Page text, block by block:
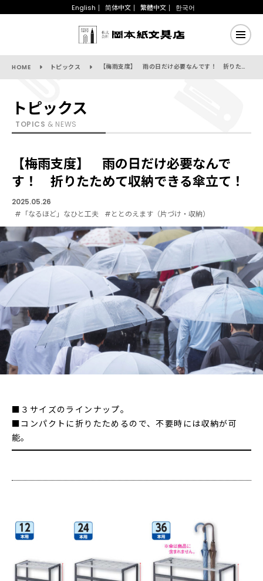
English 简体中文 繁體中文 한국어
HOME トピックス 【梅雨支度】 雨の日だけ必要なんです！ 折りたためて収納できる傘立て！
トピックス
TOPICS & NEWS
【梅雨支度】 雨の日だけ必要なんで
す！ 折りたためて収納できる傘立て！
2025.05.26
#「なるほど」なひと工夫
#ととのえます（片づけ・収納）
■３サイズのラインナップ。
■コンパクトに折りたためるので、不要時には収納が可
能。